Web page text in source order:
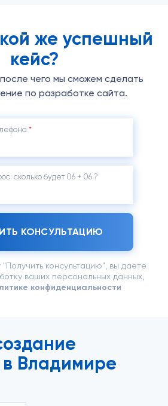
же успешный
кейс?
чего мы сможем сделать
по разработке сайта.
*
cколько будет 06 + 06 ?
КОНСУЛЬТАЦИЮ
консультацию", вы даете
ваших персональных данных,
конфиденциальности
Владимире